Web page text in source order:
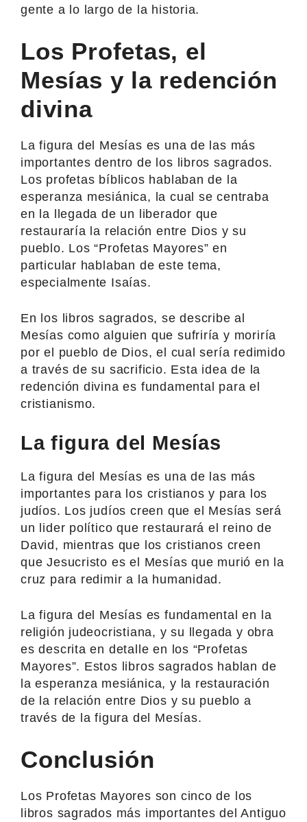
gente a lo largo de la historia.
Los Profetas, el
Mesías y la redención
divina
La figura del Mesías es una de las más
importantes dentro de los libros sagrados.
Los profetas bíblicos hablaban de la
esperanza mesiánica, la cual se centraba
en la llegada de un liberador que
restauraría la relación entre Dios y su
pueblo. Los “Profetas Mayores” en
particular hablaban de este tema,
especialmente Isaías.
En los libros sagrados, se describe al
Mesías como alguien que sufriría y moriría
por el pueblo de Dios, el cual sería redimido
a través de su sacrificio. Esta idea de la
redención divina es fundamental para el
cristianismo.
La figura del Mesías
La figura del Mesías es una de las más
importantes para los cristianos y para los
judíos. Los judíos creen que el Mesías será
un lider político que restaurará el reino de
David, mientras que los cristianos creen
que Jesucristo es el Mesías que murió en la
cruz para redimir a la humanidad.
La figura del Mesías es fundamental en la
religión judeocristiana, y su llegada y obra
es descrita en detalle en los “Profetas
Mayores”. Estos libros sagrados hablan de
la esperanza mesiánica, y la restauración
de la relación entre Dios y su pueblo a
través de la figura del Mesías.
Conclusión
Los Profetas Mayores son cinco de los
libros sagrados más importantes del Antiguo